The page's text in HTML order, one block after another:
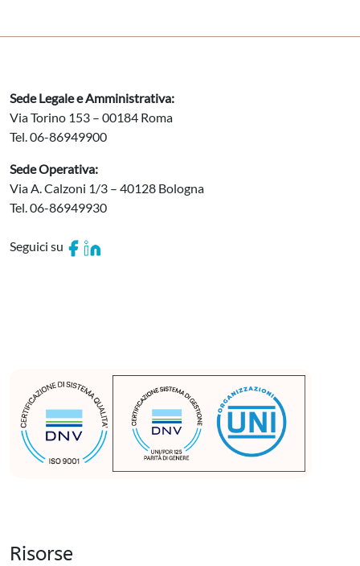
Sede Legale e Amministrativa:
Via Torino 153 – 00184 Roma
Tel. 06-86949900
Sede Operativa:
Via A. Calzoni 1/3 – 40128 Bologna
Tel. 06-86949930
Seguici su
Risorse